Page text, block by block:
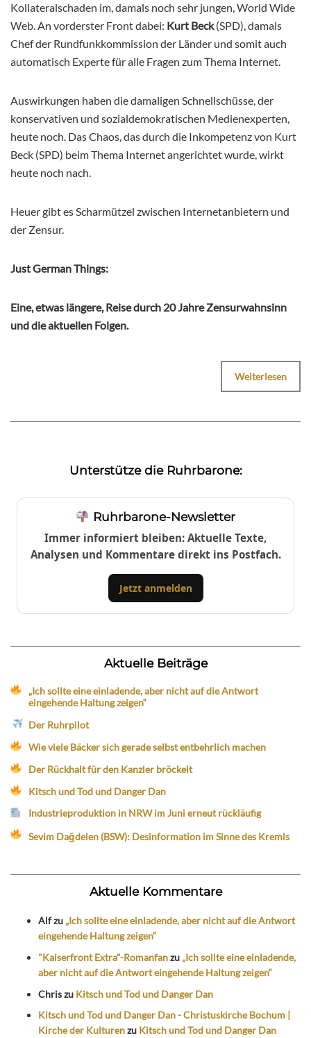
Kollateralschaden im, damals noch sehr jungen, World Wide
Web. An vorderster Front dabei: Kurt Beck(SPD), damals
Chef der Rundfunkkommission der Länder und somit auch
automatisch Experte für alle Fragen zum Thema Internet.
Auswirkungen haben die damaligen Schnellschüsse, der
konservativen und sozialdemokratischen Medienexperten,
heute noch. Das Chaos, das durch die Inkompetenz von Kurt
Beck (SPD) beim Thema Internet angerichtet wurde, wirkt
heute noch nach.
Heuer gibt es Scharmützel zwischen Internetanbietern und
der Zensur.
Just German Things:
Eine, etwas längere, Reise durch 20 Jahre Zensurwahnsinn
und die aktuellen Folgen.
Weiterlesen
Unterstütze die Ruhrbarone:
Ruhrbarone-Newsletter
Immer informiert bleiben: Aktuelle Texte,
Analysen und Kommentare direkt ins Postfach.
Jetzt anmelden
Aktuelle Beiträge
„Ich sollte eine einladende, aber nicht auf die Antwort
eingehende Haltung zeigen“
Der Ruhrpilot
Wie viele Bäcker sich gerade selbst entbehrlich machen
Der Rückhalt für den Kanzler bröckelt
Kitsch und Tod und Danger Dan
Industrieproduktion in NRW im Juni erneut rückläufig
Sevim Dağdelen (BSW): Desinformation im Sinne des Kremls
Aktuelle Kommentare
Alfzu „Ich sollte eine einladende, aber nicht auf die Antwort
eingehende Haltung zeigen“
"Kaiserfront Extra"-Romanfanzu „Ich sollte eine einladende,
aber nicht auf die Antwort eingehende Haltung zeigen“
Chriszu Kitsch und Tod und Danger Dan
Kitsch und Tod und Danger Dan - Christuskirche Bochum |
Kirche der Kulturenzu Kitsch und Tod und Danger Dan